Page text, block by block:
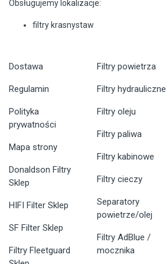
Obsługujemy lokalizacje:
filtry krasnystaw
Dostawa
Regulamin
Polityka
prywatności
Mapa strony
Donaldson Filtry
Sklep
HIFI Filter Sklep
SF Filter Sklep
Filtry Fleetguard
Filtry powietrza
Filtry hydrauliczne
Filtry oleju
Filtry paliwa
Filtry kabinowe
Filtry cieczy
Separatory
powietrze/olej
Filtry AdBlue /
mocznika